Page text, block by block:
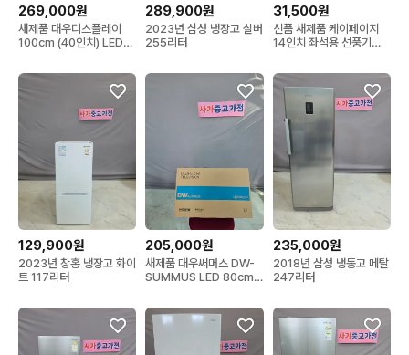
269,000원
새제품 대우디스플레이
100cm (40인치) LED
289,900원
2023년 삼성 냉장고 실버
255리터
31,500원
신품 새제품 케이페이지
14인치 좌석용 선풍기
129,900원
2023년 창홍 냉장고 화이
트 117리터
205,000원
새제품 대우써머스 DW-
SUMMUS LED 80cm
235,000원
2018년 삼성 냉동고 메탈
247리터